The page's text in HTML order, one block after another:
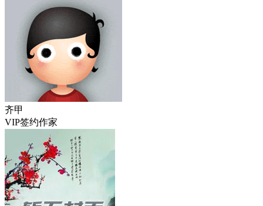
齐甲
VIP签约作家